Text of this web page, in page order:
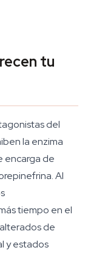
tu
del
la enzima
encarga de
Al
tiempo en el
de
y estados